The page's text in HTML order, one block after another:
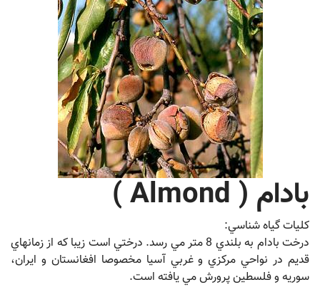
بادام ( Almond )
کليات گياه شناسي:
درخت بادام به بلندي 8 متر مي رسد. درختي است زيبا که از زمانهاي
قديم در نواحي مرکزي و غربي آسيا مخصوصا افغانستان و ايران،
سوريه و فلسطين پرورش مي يافته است.